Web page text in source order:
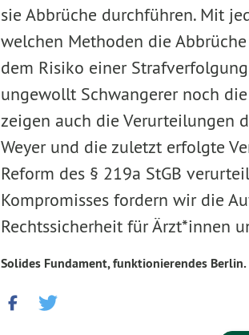
sie Abbrüche durchführen. Mit
welchen Methoden die
dem Risiko einer
ungewollt Schwangerer noch
zeigen auch die Verurteilungen
Weyer und die zuletzt erfolgte
Reform des § 219a StGB
Kompromisses fordern wir die
Rechtssicherheit für Ärzt*innen
Solides Fundament, funktionierendes Berlin.